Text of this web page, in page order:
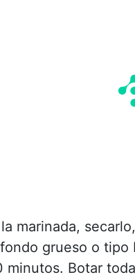
marinada,
grueso o
minutos. Botar